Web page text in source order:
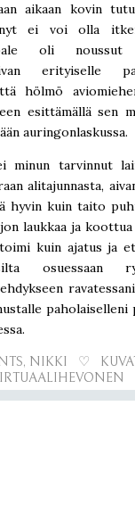
aikaan kovin
nyt ei voi olla
oli
erityiselle
hölmö
esittämällä sen
auringonlaskussa.
minun tarvinnut
alitajunnasta,
hyvin kuin taito
laukkaa ja koottua
kuin ajatus ja
osuessaan
NIKKI ♡